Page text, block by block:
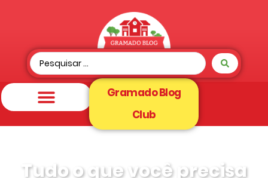
Gramado Blog
Club
Tudo o que você precisa